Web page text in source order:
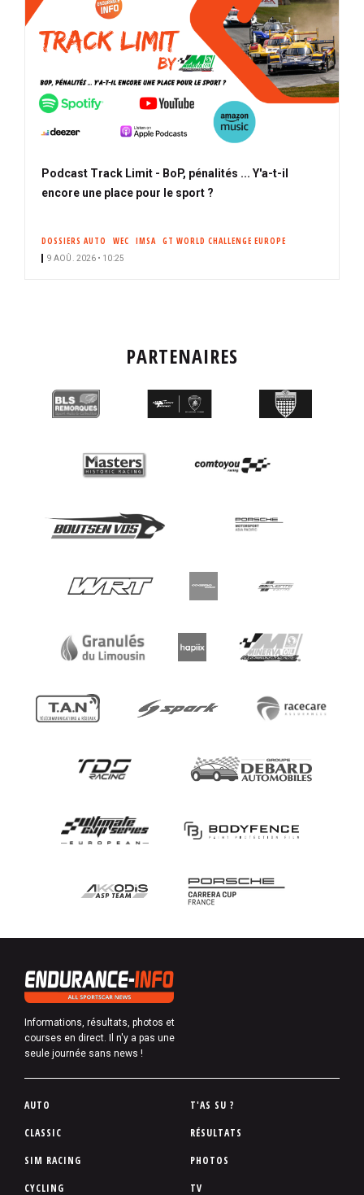
Podcast Track Limit - BoP, pénalités ... Y'a-t-il
encore une place pour le sport ?
DOSSIERS AUTO WEC IMSA GT WORLD CHALLENGE EUROPE
9 AOÛ. 2026 • 10:25
PARTENAIRES
Informations, résultats, photos et
courses en direct. Il n'y a pas une
seule journée sans news !
P
d
d
AUTO
CLASSIC
SIM RACING
CYCLING
T'AS SU ?
RÉSULTATS
PHOTOS
TV